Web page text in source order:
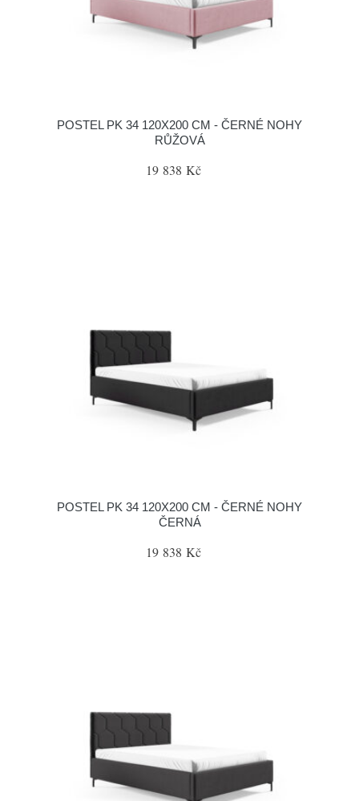
POSTEL PK 34 120X200 CM - ČERNÉ NOHY
RŮŽOVÁ
19 838 Kč
POSTEL PK 34 120X200 CM - ČERNÉ NOHY
ČERNÁ
19 838 Kč